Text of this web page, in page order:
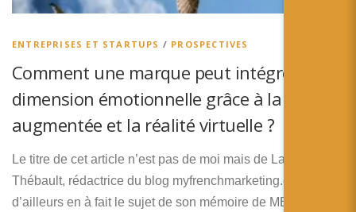
Español
ENTREPRISES ET STARTUPS / PROSPECTIVES
Comment une marque peut intégrer une
dimension émotionnelle grâce à la réalité
augmentée et la réalité virtuelle ?
Le titre de cet article n’est pas de moi mais de Laurence
Thébault, rédactrice du blog myfrenchmarketing.com et qui
d’ailleurs en à fait le sujet de son mémoire de MBA. Pour